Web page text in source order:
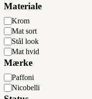
Materiale
Materiale
Krom
Mat sort
Stål look
Mat hvid
Mærke
Mærke
Paffoni
Nicobelli